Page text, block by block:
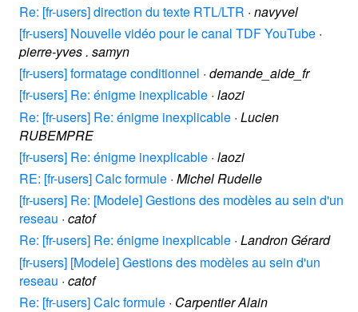
Re: [fr-users] direction du texte RTL/LTR · navyvel
[fr-users] Nouvelle vidéo pour le canal TDF YouTube ·
pierre-yves . samyn
[fr-users] formatage conditionnel · demande_aide_fr
[fr-users] Re: énigme inexplicable · laozi
Re: [fr-users] Re: énigme inexplicable · Lucien
RUBEMPRE
[fr-users] Re: énigme inexplicable · laozi
RE: [fr-users] Calc formule · Michel Rudelle
[fr-users] Re: [Modele] Gestions des modèles au sein d'un
reseau · catof
Re: [fr-users] Re: énigme inexplicable · Landron Gérard
[fr-users] [Modele] Gestions des modèles au sein d'un
reseau · catof
Re: [fr-users] Calc formule · Carpentier Alain